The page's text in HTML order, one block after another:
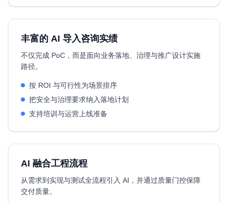
丰富的 AI 导入咨询实绩
不仅完成 PoC，而是面向业务落地、治理与推广设计实施
路径。
按 ROI 与可行性为场景排序
把安全与治理要求纳入落地计划
支持培训与运营上线准备
AI 融合工程流程
从需求到实现与测试全流程引入 AI，并通过质量门控保障
交付质量。